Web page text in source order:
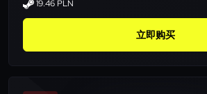
19.46 PLN
立即购买